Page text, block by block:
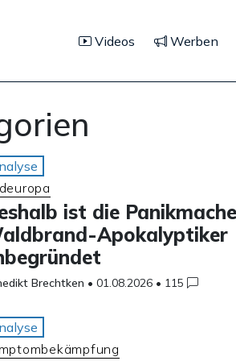
Videos Werben
ist die
Apokalyptiker
Brechtken • 01.08.2026 • 115